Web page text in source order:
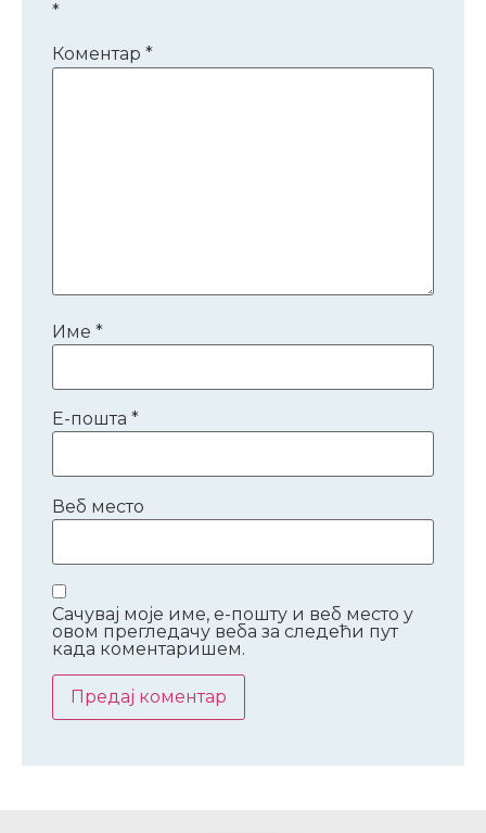
*
Коментар *
Име *
Е-пошта *
Веб место
Сачувај моје име, е-пошту и веб место у
овом прегледачу веба за следећи пут
када коментаришем.